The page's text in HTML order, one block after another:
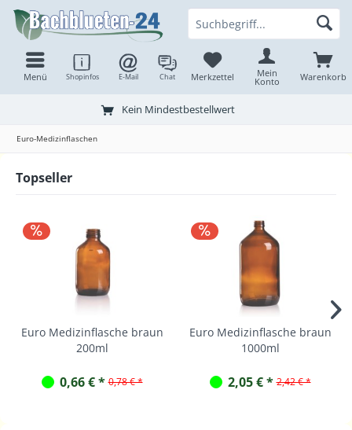
Kein Mindestbestellwert
Warenkorb
Shopinfos E-Mail Chat Merkzettel Mein
Konto
Menü
Euro-Medizinflaschen
Topseller
Euro Medizinflasche braun
200ml
0,66 € * 0,78 € *
Euro Medizinflasche braun
1000ml
2,05 € * 2,42 € *